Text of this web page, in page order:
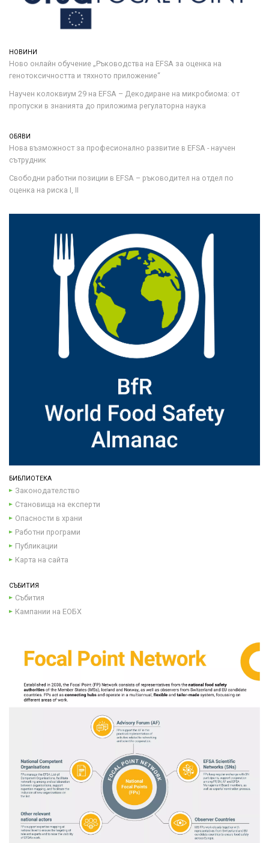
НОВИНИ
Ново онлайн обучение „Ръководства на ЕFSA за оценка на
генотоксичността и тяхното приложение“
Научен колоквиум 29 на EFSA – Декодиране на микробиома: от
пропуски в знанията до приложима регулаторна наука
ОБЯВИ
Нова възможност за професионално развитие в EFSA - научен
сътрудник
Свободни работни позиции в EFSA – ръководител на отдел по
оценка на риска I, II
БИБЛИОТЕКА
Законодателство
Становища на експерти
Опасности в храни
Работни програми
Публикации
Карта на сайта
СЪБИТИЯ
Събития
Кампании на ЕОБХ